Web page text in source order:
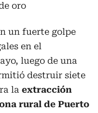
oro
un fuerte golpe
en el
luego de una
destruir siete
la extracción
rural de Puerto